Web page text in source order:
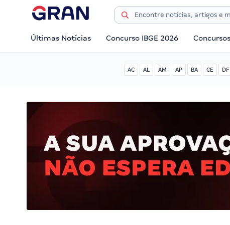
Últimas Notícias Concurso IBGE 2026 Concursos
AC AL AM AP BA CE DF